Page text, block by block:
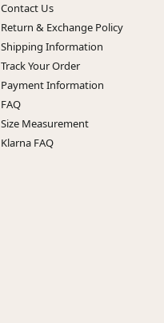
Contact Us
Return & Exchange Policy
Shipping Information
Track Your Order
Payment Information
FAQ
Size Measurement
Klarna FAQ